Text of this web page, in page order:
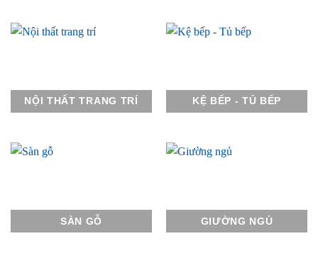
NỘI THẤT TRANG TRÍ KỆ BẾP - TỦ BẾP
SÀN GỖ GIƯỜNG NGỦ